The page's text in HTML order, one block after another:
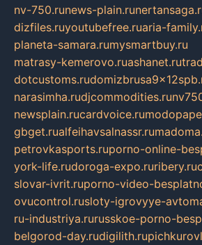
nv-750.runews-plain.ru
dizfiles.ruyoutubefree.ruaria-
planeta-samara.rumysmartbuy.ru
matrasy-kemerovo.ruashanet.ru
dotcustoms.ru
narasimha.rudjcommodities.ru
newsplain.rucardvoice.ru
gbget.rualfeihavsalnassr.ru
petrovkasports.ruporno-online-
york-life.rudoroga-expo.ruribery.ru
slovar-ivrit.ruporno-video-
ovucontrol.rusloty-igrovyye-
ru-industriya.rurusskoe-porno-
belgorod-day.rudigilith.ru